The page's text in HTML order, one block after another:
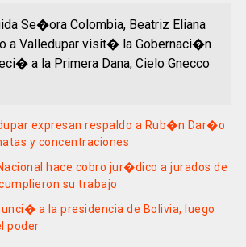
Se�ora Colombia, Beatriz Eliana
a Valledupar visit� la Gobernaci�n
a la Primera Dana, Cielo Gnecco
expresan respaldo a Rub�n Dar�o
y concentraciones
hace cobro jur�dico a jurados de
su trabajo
a la presidencia de Bolivia, luego
poder